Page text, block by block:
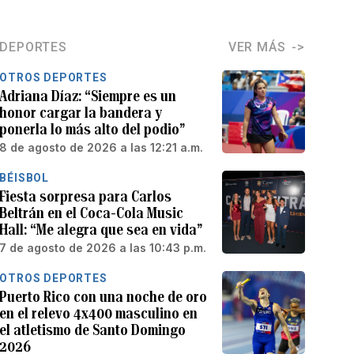
DEPORTES VER MÁS
OTROS DEPORTES
Adriana Díaz: “Siempre es un
honor cargar la bandera y
ponerla lo más alto del podio”
8 de agosto de 2026 a las 12:21 a.m.
BÉISBOL
Fiesta sorpresa para Carlos
Beltrán en el Coca-Cola Music
Hall: “Me alegra que sea en vida”
7 de agosto de 2026 a las 10:43 p.m.
OTROS DEPORTES
Puerto Rico con una noche de oro
en el relevo 4x400 masculino en
el atletismo de Santo Domingo
2026